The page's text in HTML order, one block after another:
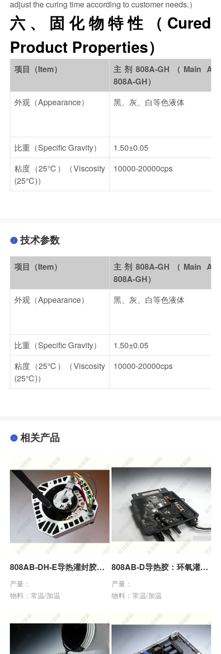
adjust the curing time according to customer needs.）
六、固化物特性（Cured
Product Properties）
项目（Item）
主剂808A-GH（Main
808A-GH）
外观（Appearance） 黑、灰、白等色液体
比重（Specific Gravity）
1.50±0.05
粘度（25℃）（Viscosity
(25℃)）
10000-20000cps
技术参数
项目（Item）
主剂808A-GH（Main
808A-GH）
外观（Appearance） 黑、灰、白等色液体
比重（Specific Gravity）
1.50±0.05
粘度（25℃）（Viscosity
(25℃)）
10000-20000cps
相关产品
808AB-DH-E导热灌封胶：2.0导热率高效散热，环氧树脂灌封材，电子封装稳定防护
产量：
物料：常温/加温
808AB-D导热胶：环氧灌封密封一体，导热电子防水绝缘，电子电器高效防护
产量：
物料：常温/加温